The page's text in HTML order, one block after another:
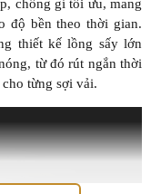
chống gỉ tối ưu, mang
độ bền theo thời gian.
thiết kế lồng sấy lớn
từ đó rút ngắn thời
từng sợi vải.